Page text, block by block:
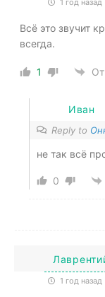
1 год назад
Всё это звучит
всегда.
1
Иван
Reply to
не так всё
0
1 год назад